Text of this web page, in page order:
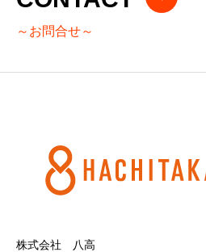
～お問合せ～
株式会社 八高